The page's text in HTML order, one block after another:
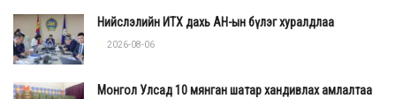
Нийслэлийн ИТХ дахь АН-ын бүлэг хуралдлаа
2026-08-06
Монгол Улсад 10 мянган шатар хандивлах амлалтаа